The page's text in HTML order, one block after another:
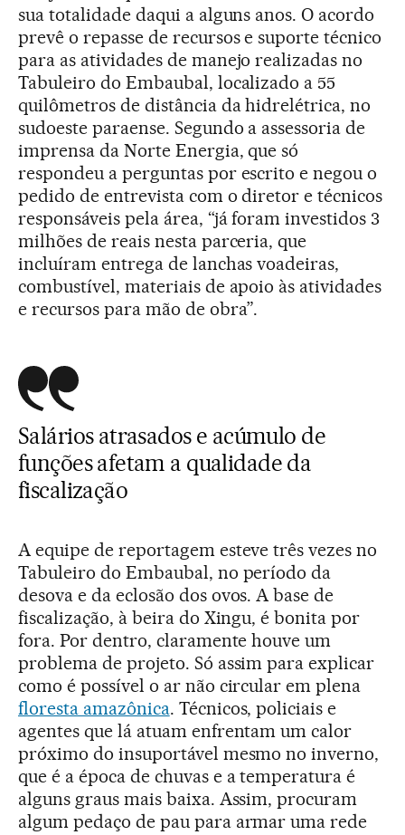
sua totalidade daqui a alguns anos. O acordo
prevê o repasse de recursos e suporte técnico
para as atividades de manejo realizadas no
Tabuleiro do Embaubal, localizado a 55
quilômetros de distância da hidrelétrica, no
sudoeste paraense. Segundo a assessoria de
imprensa da Norte Energia, que só
respondeu a perguntas por escrito e negou o
pedido de entrevista com o diretor e técnicos
responsáveis pela área, “já foram investidos 3
milhões de reais nesta parceria, que
incluíram entrega de lanchas voadeiras,
combustível, materiais de apoio às atividades
e recursos para mão de obra”.
Salários atrasados e acúmulo de
funções afetam a qualidade da
fiscalização
A equipe de reportagem esteve três vezes no
Tabuleiro do Embaubal, no período da
desova e da eclosão dos ovos. A base de
fiscalização, à beira do Xingu, é bonita por
fora. Por dentro, claramente houve um
problema de projeto. Só assim para explicar
como é possível o ar não circular em plena
floresta amazônica. Técnicos, policiais e
agentes que lá atuam enfrentam um calor
próximo do insuportável mesmo no inverno,
que é a época de chuvas e a temperatura é
alguns graus mais baixa. Assim, procuram
algum pedaço de pau para armar uma rede